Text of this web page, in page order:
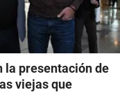
la presentación de
viejas que